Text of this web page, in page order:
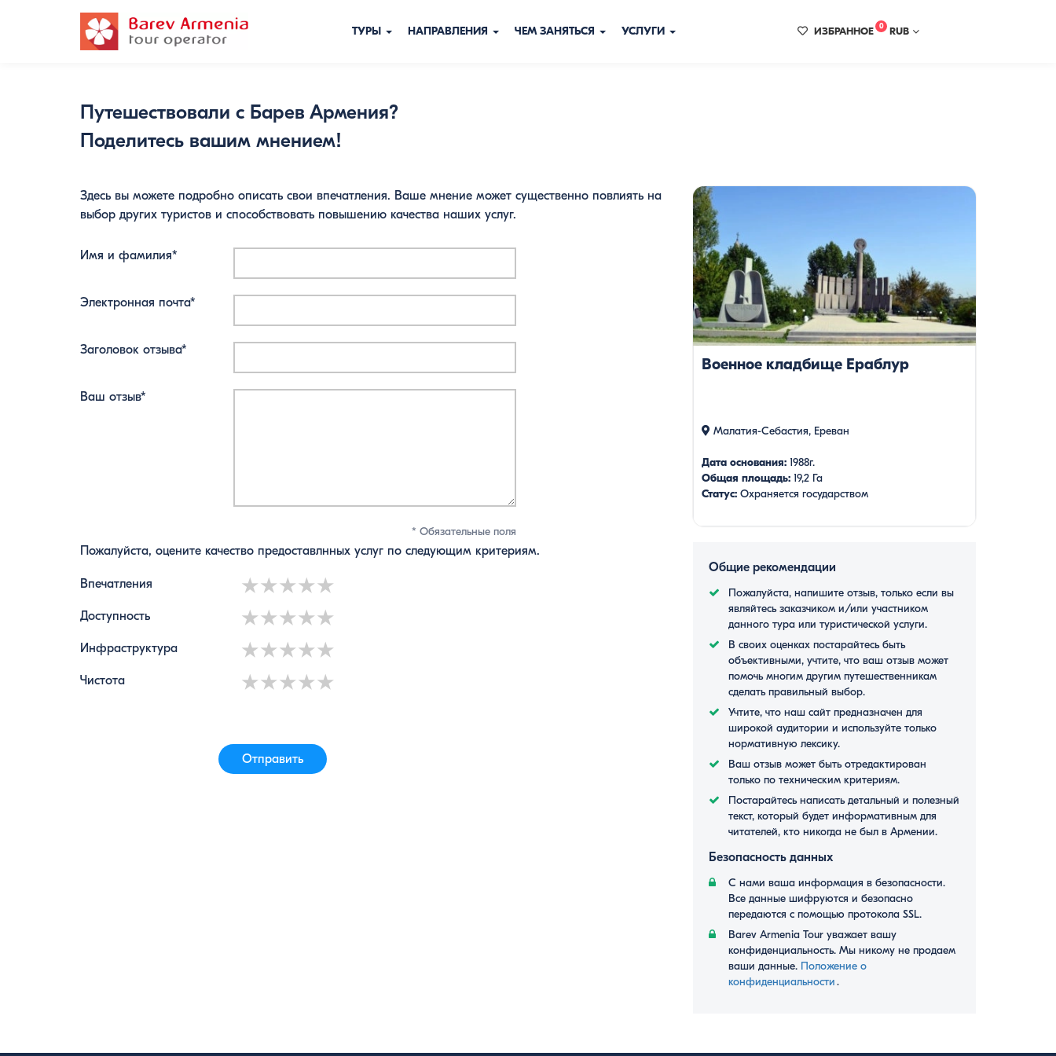
ТУРЫ НАПРАВЛЕНИЯ ЧЕМ ЗАНЯТЬСЯ УСЛУГИ ИЗБРАННОЕ 0 RUB
Путешествовали с Барев Армения?
Поделитесь вашим мнением!
Здесь вы можете подробно описать свои впечатления. Ваше мнение может существенно повлиять на
выбор других туристов и способствовать повышению качества наших услуг.
Имя и фамилия*
Электронная почта*
Заголовок отзыва*
Ваш отзыв*
* Обязательные поля
Пожалуйста, оцените качество предоставлнных услуг по следующим критериям.
Впечатления 4 stars
3 stars
2 stars
1 star
Доступность 4 stars
3 stars
2 stars
1 star
Инфраструктура 4 stars
3 stars
2 stars
1 star
Чистота 4 stars
3 stars
2 stars
1 star
Отправить
Военное кладбище Ераблур
Малатия-Себастия, Ереван
Дата основания: 1988г.
Общая площадь: 19,2 Га
Статус: Охраняется государством
Общие рекомендации
Пожалуйста, напишите отзыв, только если вы
являйтесь заказчиком и/или участником
данного тура или туристической услуги.
В своих оценках постарайтесь быть
объективными, учтите, что ваш отзыв может
помочь многим другим путешественникам
сделать правильный выбор.
Учтите, что наш сайт предназначен для
широкой аудитории и используйте только
нормативную лексику.
Ваш отзыв может быть отредактирован
только по техническим критериям.
Постарайтесь написать детальный и полезный
текст, который будет информативным для
читателей, кто никогда не был в Армении.
Безопасность данных
С нами ваша информация в безопасности.
Все данные шифруются и безопасно
передаются с помощью протокола SSL.
Barev Armenia Tour уважает вашу
конфиденциальность. Мы никому не продаем
ваши данные. Положение о
конфиденциальности․